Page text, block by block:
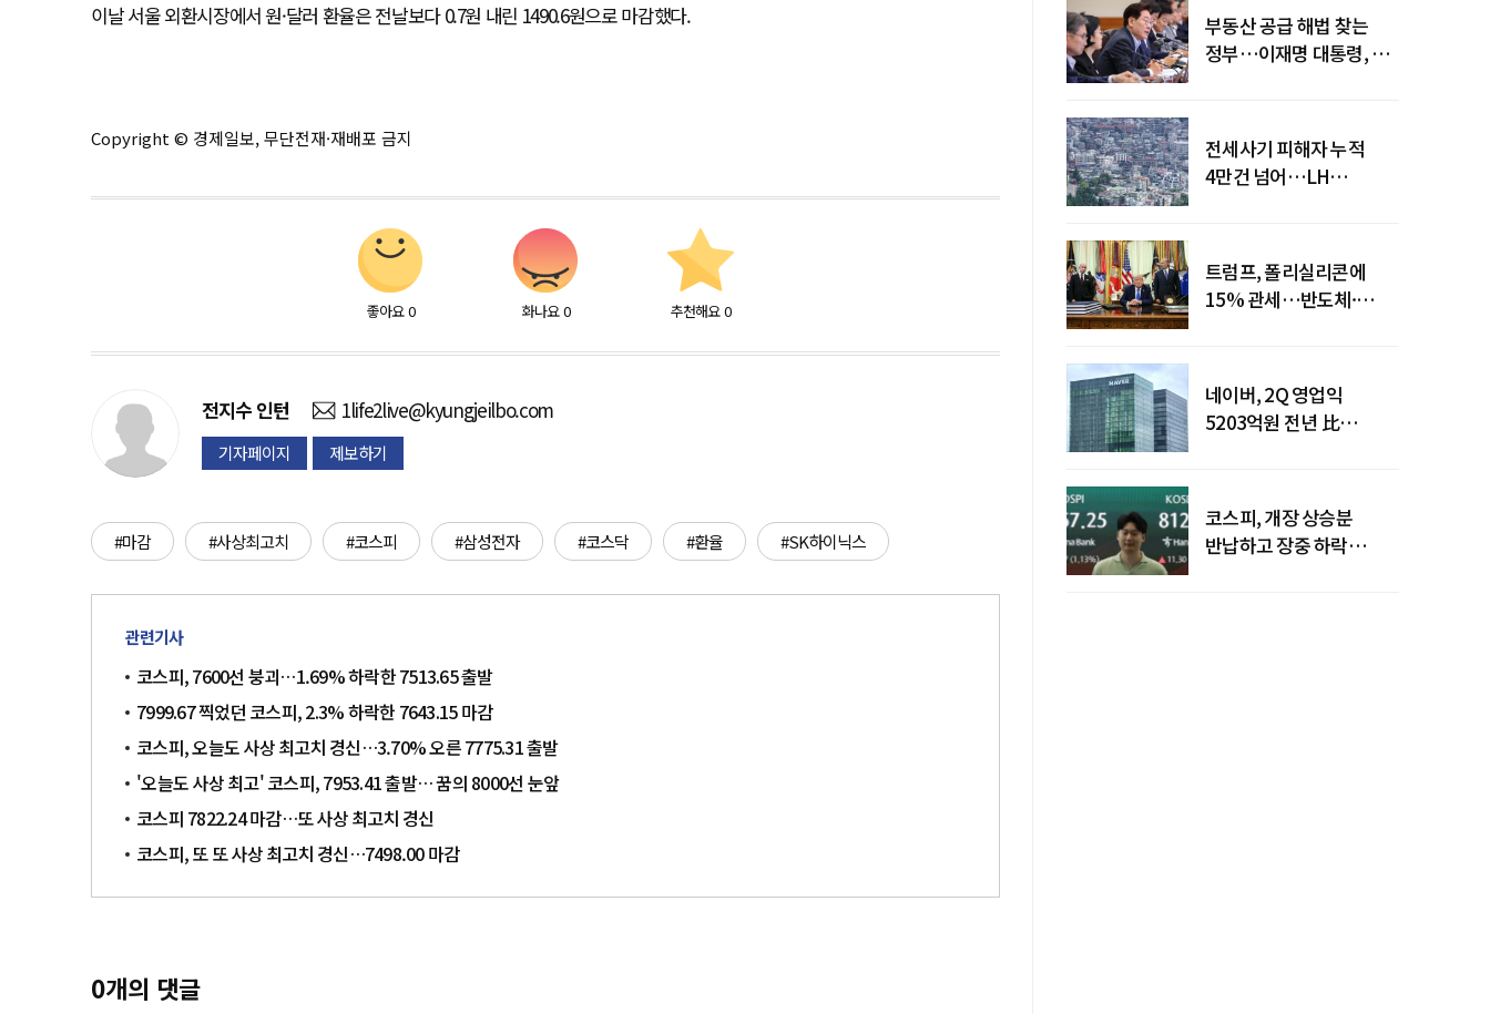
이날 서울 외환시장에서 원·달러 환율은 전날보다 0.7원 내린 1490.6원으로 마감했다.
Copyright © 경제일보, 무단전재·재배포 금지
좋아요 0 화나요 0 추천해요 0
전지수 인턴 1life2live@kyungjeilbo.com
기자페이지 제보하기
#마감 #사상최고치 #코스피 #삼성전자 #코스닥 #환율 #SK하이닉스
관련기사
코스피, 7600선 붕괴…1.69% 하락한 7513.65 출발
7999.67 찍었던 코스피, 2.3% 하락한 7643.15 마감
코스피, 오늘도 사상 최고치 경신…3.70% 오른 7775.31 출발
'오늘도 사상 최고' 코스피, 7953.41 출발… 꿈의 8000선 눈앞
코스피 7822.24 마감…또 사상 최고치 경신
코스피, 또 또 사상 최고치 경신…7498.00 마감
0개의 댓글
부동산 공급 해법 찾는
정부…이재명 대통령, 2차
전세사기 피해자 누적
4만건 넘어…LH
트럼프, 폴리실리콘에
15% 관세…반도체·
네이버, 2Q 영업익
5203억원 전년 比
코스피, 개장 상승분
반납하고 장중 하락